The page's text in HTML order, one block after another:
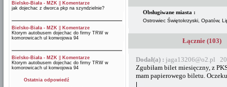
Bielsko-Biała - MZK
Komentarze
jak dojechac z dworca pkp na szyndzielnie?
Bielsko-Biała - MZK
Komentarze
Ktorym autobusem dojechac do firmy TRW w
komorowicach ul konwojowa 94
Bielsko-Biała - MZK
Komentarze
Ktorym autobusem dojechac do firmy TRW w
komorowicach ul konwojowa 94
Ostatnia odpowiedź
Obsługiwane miasta :
Ostrowiec Świętokrzyski, Opatów,
Łącznie (103)
Dodał(a) : jaga13206@o2.pl
Zgubiłam bilet miesięczny, z
mam papierowego biletu.